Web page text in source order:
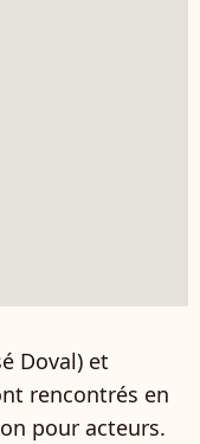
Doval) et
rencontrés en
pour acteurs.